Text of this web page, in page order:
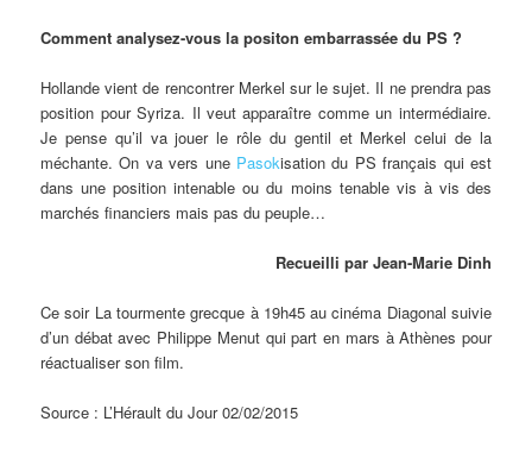
Comment analysez-vous la positon embarrassée du PS ?
Hollande vient de rencontrer Merkel sur le sujet. Il ne prendra pas
position pour Syriza. Il veut apparaître comme un intermédiaire.
Je pense qu’il va jouer le rôle du gentil et Merkel celui de la
méchante. On va vers une Pasokisation du PS français qui est
dans une position intenable ou du moins tenable vis à vis des
marchés financiers mais pas du peuple…
Recueilli par Jean-Marie Dinh
Ce soir La tourmente grecque à 19h45 au cinéma Diagonal suivie
d’un débat avec Philippe Menut qui part en mars à Athènes pour
réactualiser son film.
Source : L’Hérault du Jour 02/02/2015